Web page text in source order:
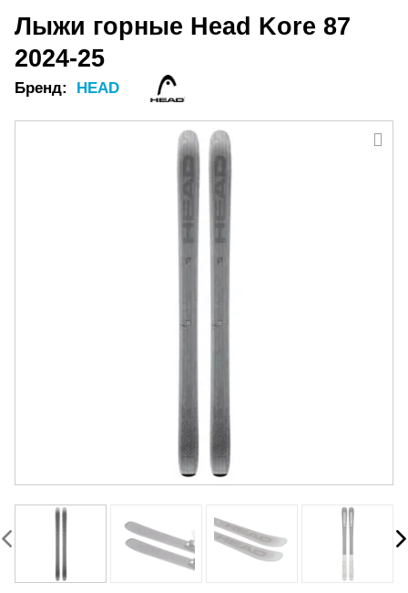
Лыжи горные Head Kore 87
2024-25
Бренд: HEAD